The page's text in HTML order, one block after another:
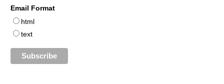
Email Format
html
text